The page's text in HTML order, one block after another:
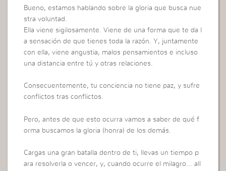
Bueno, estamos hablando sobre la gloria que busca nue
stra voluntad.
Ella viene sigilosamente. Viene de una forma que te da l
a sensación de que tienes toda la razón. Y, juntamente
con ella, viene angustia, malos pensamientos e incluso
una distancia entre tú y otras relaciones.
Consecuentemente, tu conciencia no tiene paz, y sufre
conflictos tras conflictos.
Pero, antes de que esto ocurra vamos a saber de qué f
orma buscamos la gloria (honra) de los demás.
Cargas una gran batalla dentro de ti, llevas un tiempo p
ara resolverla o vencer, y, cuando ocurre el milagro… all